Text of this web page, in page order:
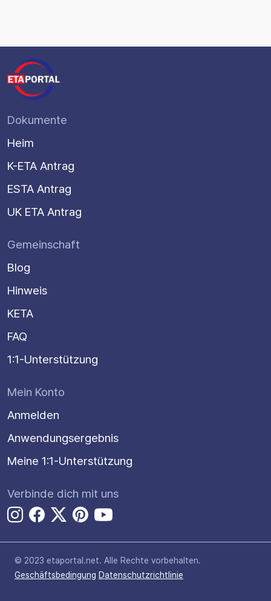
Dokumente
Heim
K-ETA Antrag
ESTA Antrag
UK ETA Antrag
Gemeinschaft
Blog
Hinweis
KETA
FAQ
1:1-Unterstützung
Mein Konto
Anmelden
Anwendungsergebnis
Meine 1:1-Unterstützung
Verbinde dich mit uns
© 2023 etaportal.net. Alle Rechte vorbehalten.
Geschäftsbedingung Datenschutzrichtlinie